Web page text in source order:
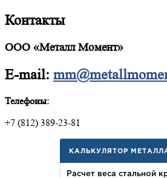
Контакты
ООО «Металл Момент»
E-mail:
Телефоны:
+7 (812) 389-23-81